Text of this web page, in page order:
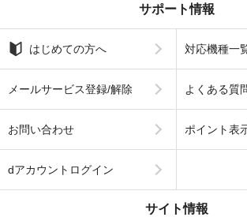
サポート情報
はじめての方へ 対応機種一
メールサービス登録/解除 よくある質
お問い合わせ ポイント表
dアカウントログイン
サイト情報